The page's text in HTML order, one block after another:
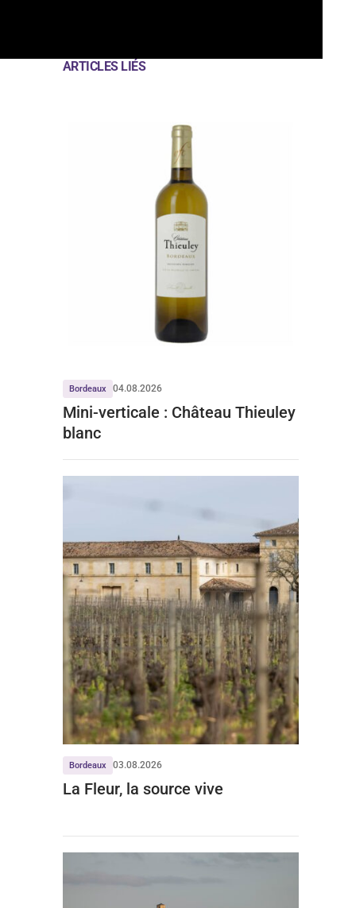
ARTICLES LIÉS
Bordeaux 04.08.2026
Mini-verticale : Château Thieuley
blanc
Bordeaux 03.08.2026
La Fleur, la source vive